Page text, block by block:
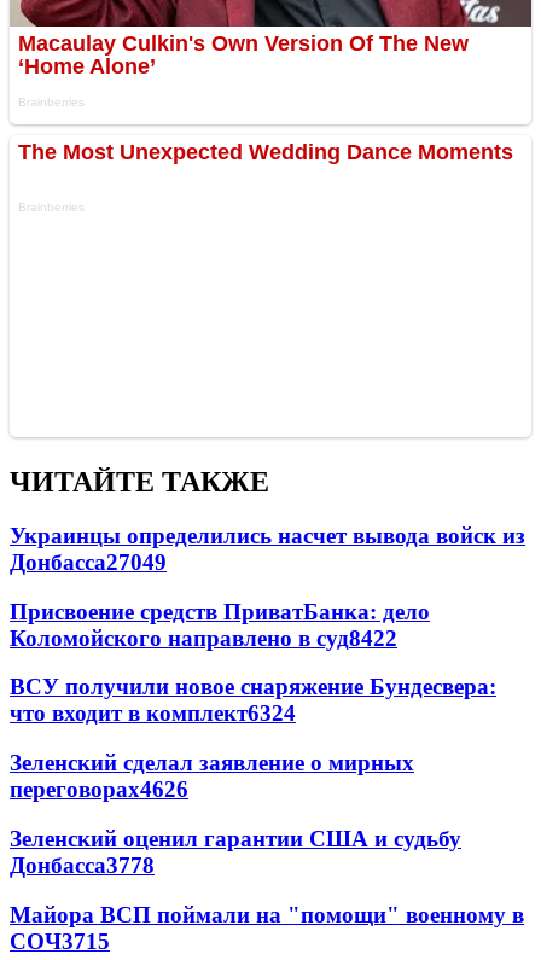
ЧИТАЙТЕ ТАКЖЕ
Украинцы определились насчет вывода войск из
Донбасса27049
Присвоение средств ПриватБанка: дело
Коломойского направлено в суд8422
ВСУ получили новое снаряжение Бундесвера:
что входит в комплект6324
Зеленский сделал заявление о мирных
переговорах4626
Зеленский оценил гарантии США и судьбу
Донбасса3778
Майора ВСП поймали на "помощи" военному в
СОЧ3715